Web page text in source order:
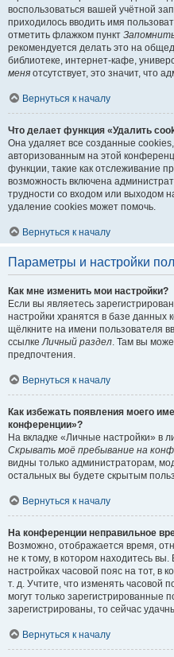
воспользоваться вашей учётной
приходилось вводить имя
отметить флажком пункт
рекомендуется делать это на
библиотеке, интернет-кафе,
меня отсутствует, это значит, что
Вернуться к началу
Что делает функция «Удалить
Она удаляет все созданные
авторизованным на этой
функции, такие как отслеживание
возможность включена
трудности со входом или выходом
удаление cookies может помочь.
Вернуться к началу
Параметры и настройки
Как мне изменить мои настройки?
Если вы являетесь
настройки хранятся в базе
щёлкните на имени пользователя
ссылкеЛичный раздел. Там вы
предпочтения.
Вернуться к началу
Как избежать появления моего
конференции»?
На вкладке «Личные настройки» в
Скрывать моё пребывание на
видны только администраторам,
остальных вы будете скрытым
Вернуться к началу
На конференции неправильное
Возможно, отображается время,
не к тому, в котором находитесь
настройках часовой пояс на тот, в
т. д. Учтите, что изменять часовой
могут только зарегистрированные
зарегистрированы, то сейчас
Вернуться к началу